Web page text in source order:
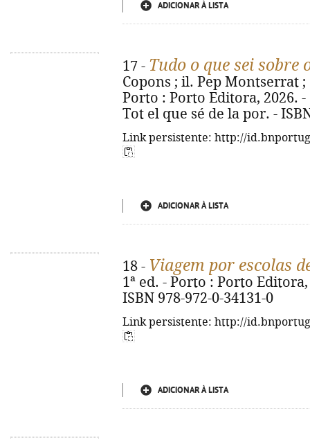
ADICIONAR À LISTA
17 - Tudo o que sei sobre
Copons ; il. Pep Montserrat ;
Porto : Porto Editora, 2026.
Tot el que sé de la por. -
Link persistente: http://
ADICIONAR À LISTA
18 - Viagem por escolas
1ª ed. - Porto : Porto
ISBN 978-972-0-34131-0
Link persistente: http://
ADICIONAR À LISTA